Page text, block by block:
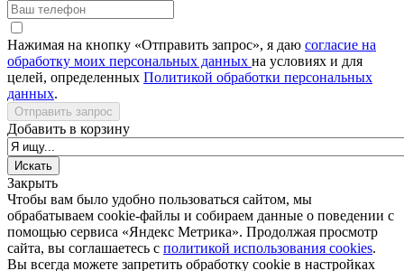
Нажимая на кнопку «Отправить запрос», я даю согласие на
обработку моих персональных данных на условиях и для
целей, определенных Политикой обработки персональных
данных.
Отправить запрос
Добавить в корзину
Закрыть
Чтобы вам было удобно пользоваться сайтом, мы
обрабатываем cookie-файлы и собираем данные о поведении с
помощью сервиса «Яндекс Метрика». Продолжая просмотр
сайта, вы соглашаетесь с политикой использования cookies.
Вы всегда можете запретить обработку cookie в настройках